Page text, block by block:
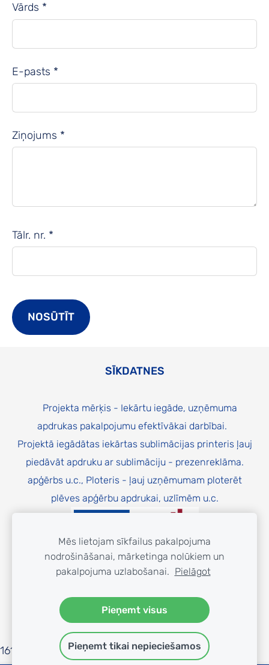
Vārds *
E-pasts *
Ziņojums *
Tālr. nr. *
SĪKDATNES
Projekta mērķis - Iekārtu iegāde, uzņēmuma
apdrukas pakalpojumu efektīvākai darbībai.
Projektā iegādātas iekārtas sublimācijas printeris ļauj
piedāvāt apdruku ar sublimāciju - prezenreklāma.
apģērbs u.c., Ploteris - ļauj uzņēmumam ploterēt
plēves apģērbu apdrukai, uzlīmēm u.c.
Finansējums no Atveseļošanās fonda
16153_dQbCFcn9LSpuQZ46yF33W3
Mēs lietojam sīkfailus pakalpojuma
nodrošināšanai, mārketinga nolūkiem un
pakalpojuma uzlabošanai. Pielāgot
Pieņemt visus
Pieņemt tikai nepieciešamos